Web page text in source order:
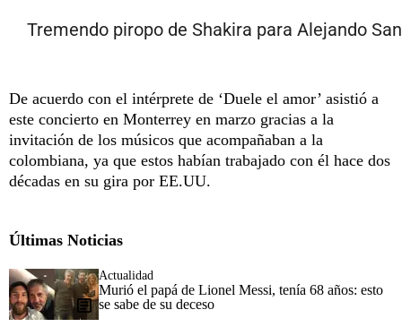
Tremendo piropo de Shakira para Alejando
De acuerdo con el intérprete de ‘Duele el amor’ asistió a
este concierto en Monterrey en marzo gracias a la
invitación de los músicos que acompañaban a la
colombiana, ya que estos habían trabajado con él hace dos
décadas en su gira por EE.UU.
Últimas Noticias
Actualidad
Murió el papá de Lionel Messi, tenía 68 años: esto
se sabe de su deceso